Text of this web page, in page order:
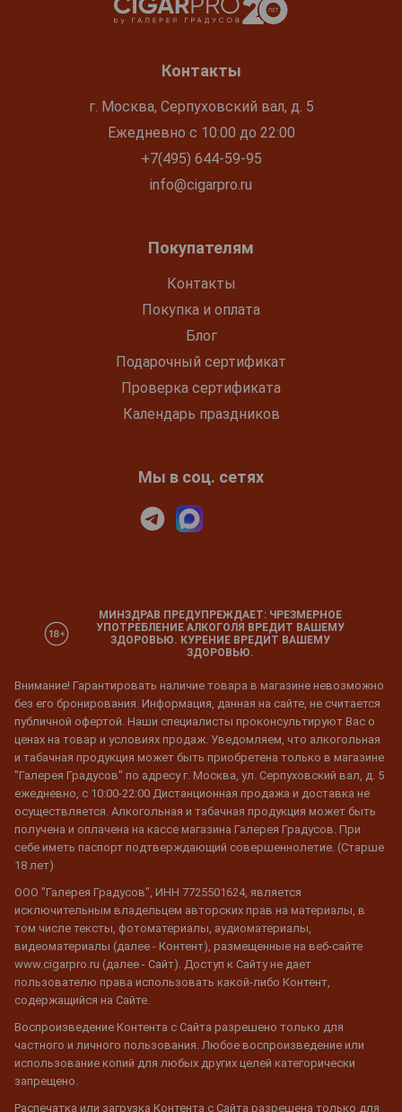
Контакты
г. Москва, Серпуховский вал, д. 5
Ежедневно с 10:00 до 22:00
+7(495) 644-59-95
info@cigarpro.ru
Покупателям
Контакты
Покупка и оплата
Блог
Подарочный сертификат
Проверка сертификата
Календарь праздников
Мы в соц. сетях
МИНЗДРАВ ПРЕДУПРЕЖДАЕТ: ЧРЕЗМЕРНОЕ
УПОТРЕБЛЕНИЕ АЛКОГОЛЯ ВРЕДИТ ВАШЕМУ
ЗДОРОВЬЮ. КУРЕНИЕ ВРЕДИТ ВАШЕМУ
ЗДОРОВЬЮ.
Внимание! Гарантировать наличие товара в магазине невозможно
без его бронирования. Информация, данная на сайте, не считается
публичной офертой. Наши специалисты проконсультируют Вас о
ценах на товар и условиях продаж. Уведомляем, что алкогольная
и табачная продукция может быть приобретена только в магазине
"Галерея Градусов" по адресу г. Москва, ул. Серпуховский вал, д. 5
ежедневно, с 10:00-22:00 Дистанционная продажа и доставка не
осуществляется. Алкогольная и табачная продукция может быть
получена и оплачена на кассе магазина Галерея Градусов. При
себе иметь паспорт подтверждающий совершеннолетие. (Старше
18 лет)
ООО "Галерея Градусов", ИНН 7725501624, является
исключительным владельцем авторских прав на материалы, в
том числе тексты, фотоматериалы, аудиоматериалы,
видеоматериалы (далее - Контент), размещенные на веб-сайте
www.cigarpro.ru (далее - Сайт). Доступ к Сайту не дает
пользователю права использовать какой-либо Контент,
содержащийся на Сайте.
Воспроизведение Контента с Сайта разрешено только для
частного и личного пользования. Любое воспроизведение или
использование копий для любых других целей категорически
запрещено.
Распечатка или загрузка Контента с Сайта разрешена только для